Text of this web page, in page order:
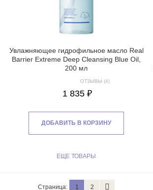
Увлажняющее гидрофильное масло Real
Barrier Extreme Deep Cleansing Blue Oil,
200 мл
ОТЗЫВЫ (4)
1 835 ₽
ДОБАВИТЬ В КОРЗИНУ
ЕЩЕ ТОВАРЫ
Страница: 1 2